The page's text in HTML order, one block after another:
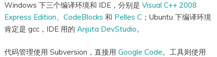
Windows 下三个编译环境和 IDE，分别是 Visual C++ 2008
Express Edition、 CodeBlocks 和 Pelles C；Ubuntu 下编译环境
肯定是 gcc，IDE 用的 Anjuta DevStudio。
代码管理使用 Subversion，直接用 Google Code。工具则使用